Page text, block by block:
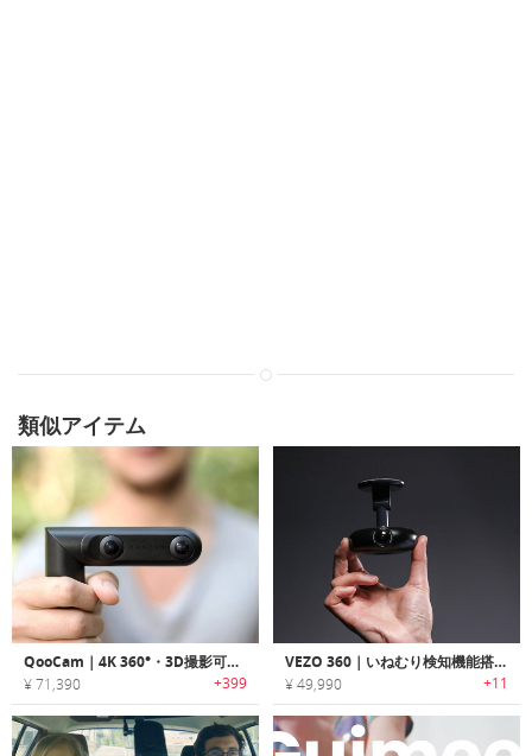
類似アイテム
QooCam｜4K 360°・3D撮影可能なステイックタイプカメラ「クーカム」
¥ 71,390 +399
VEZO 360｜いねむり検知機能搭載4K/360˚スマートダッシュカメラ「ヴィーゾ360」
¥ 49,990 +11